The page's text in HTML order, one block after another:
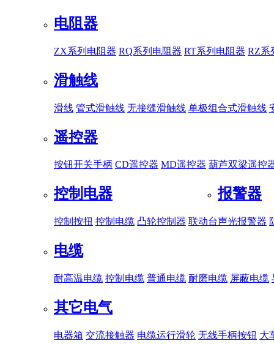
电阻器
ZX系列电阻器 RQ系列电阻器 RT系列电阻器 RZ系
滑触线
滑线 管式滑触线 无接缝滑触线 单极组合式滑触线
遥控器
按钮开关手柄 CD遥控器 MD遥控器 葫芦双梁遥控
控制电器
控制按扭 控制电缆 凸轮控制器 联动台
报警器
声光报警器
电缆
耐高温电缆 控制电缆 普通电缆 耐磨电缆 屏蔽电缆
其它电气
电器箱 交流接触器 电缆运行滑轮 无线手柄按钮 大